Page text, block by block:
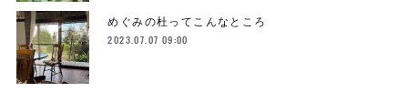
めぐみの杜ってこんなところ
2023.07.07 09:00